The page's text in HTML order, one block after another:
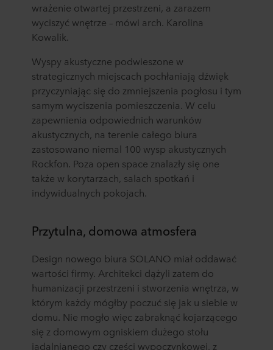
wrażenie otwartej przestrzeni, a zarazem
wyciszyć wnętrze – mówi arch. Karolina
Kowalik.
Wyspy akustyczne podwieszone w
strategicznych miejscach pochłaniają dźwięk
przyczyniając się do zmniejszenia pogłosu i tym
samym wyciszenia pomieszczenia. W celu
zapewnienia odpowiednich warunków
akustycznych, na terenie całego biura
zastosowano niemal 100 wysp akustycznych
Rockfon. Poza open space znalazły się one
także w korytarzach, salach spotkań i
indywidualnych pokojach.
Przytulna, domowa atmosfera
Design nowego biura SOLANO miał oddawać
wartości firmy. Architekci dążyli zatem do
humanizacji przestrzeni i stworzenia wnętrza, w
którym każdy mógłby poczuć się jak u siebie w
domu. Nie mogło więc zabraknąć kojarzącego
się z domowym ogniskiem dużego stołu
jadalnianego czy części wypoczynkowej, z